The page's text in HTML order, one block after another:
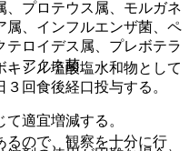
、プロテウス属、モルガネ
属、インフルエンザ菌、ペ
テロイデス属、プレボテラ
、アクネ菌。
るので、観察を十分に行
シル塩酸塩水和物として
回食後経口投与する。
適宜増減する。